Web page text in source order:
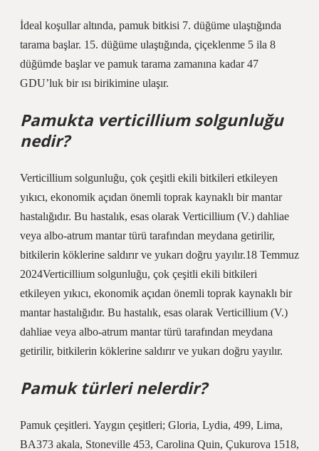
İdeal koşullar altında, pamuk bitkisi 7. düğüme ulaştığında
tarama başlar. 15. düğüme ulaştığında, çiçeklenme 5 ila 8
düğümde başlar ve pamuk tarama zamanına kadar 47
GDU’luk bir ısı birikimine ulaşır.
Pamukta verticillium solgunluğu
nedir?
Verticillium solgunluğu, çok çeşitli ekili bitkileri etkileyen
yıkıcı, ekonomik açıdan önemli toprak kaynaklı bir mantar
hastalığıdır. Bu hastalık, esas olarak Verticillium (V.) dahliae
veya albo-atrum mantar türü tarafından meydana getirilir,
bitkilerin köklerine saldırır ve yukarı doğru yayılır.18 Temmuz
2024Verticillium solgunluğu, çok çeşitli ekili bitkileri
etkileyen yıkıcı, ekonomik açıdan önemli toprak kaynaklı bir
mantar hastalığıdır. Bu hastalık, esas olarak Verticillium (V.)
dahliae veya albo-atrum mantar türü tarafından meydana
getirilir, bitkilerin köklerine saldırır ve yukarı doğru yayılır.
Pamuk türleri nelerdir?
Pamuk çeşitleri. Yaygın çeşitleri; Gloria, Lydia, 499, Lima,
BA373 akala, Stoneville 453, Carolina Quin, Çukurova 1518,